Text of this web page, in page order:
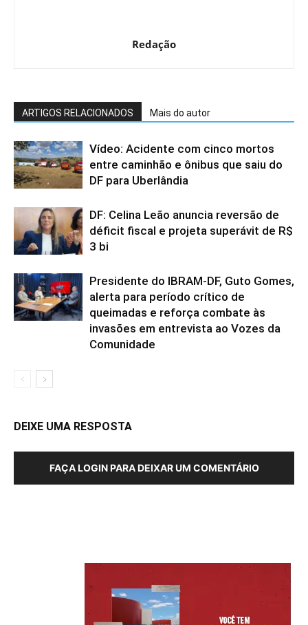
Redação
ARTIGOS RELACIONADOS Mais do autor
Vídeo: Acidente com cinco mortos
entre caminhão e ônibus que saiu do
DF para Uberlândia
DF: Celina Leão anuncia reversão de
déficit fiscal e projeta superávit de R$
3 bi
Presidente do IBRAM-DF, Guto Gomes,
alerta para período crítico de
queimadas e reforça combate às
invasões em entrevista ao Vozes da
Comunidade
DEIXE UMA RESPOSTA
FAÇA LOGIN PARA DEIXAR UM COMENTÁRIO